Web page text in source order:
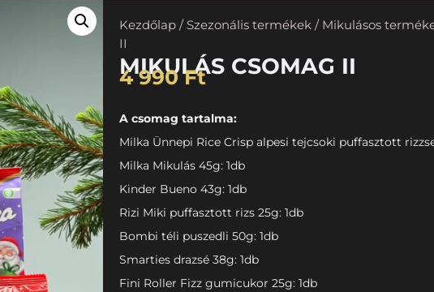
Kezdőlap/ Szezonális termékek/ Mikulásos
II
MIKULÁS CSOMAG II
4 990Ft
A csomag tartalma:
Milka Ünnepi Rice Crisp alpesi tejcsoki puffasztott
Milka Mikulás 45g: 1db
Kinder Bueno 43g: 1db
Rizi Miki puffasztott rizs 25g: 1db
Bombi téli puszedli 50g: 1db
Smarties drazsé 38g: 1db
Fini Roller Fizz gumicukor 25g: 1db